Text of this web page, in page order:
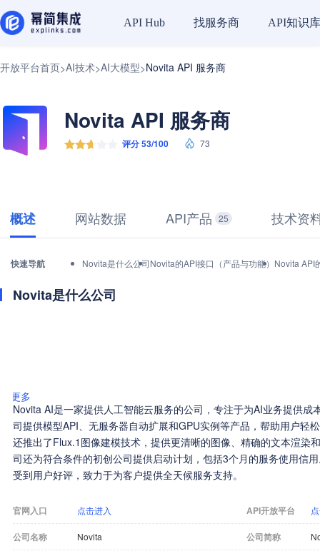
API Hub 找服务商 API知识库
开放平台首页>AI技术>AI大模型>Novita API 服务商
Novita API 服务商
评分 53/100 73
概述 网站数据 API产品 25 技术资
快速导航 Novita是什么公司Novita的API接口（产品与功能） Novita API
Novita是什么公司
更多
Novita AI是一家提供人工智能云服务的公司，专注于为AI业务提供成
司提供模型API、无服务器自动扩展和GPU实例等产品，帮助用户轻
还推出了Flux.1图像建模技术，提供更清晰的图像、精确的文本渲染
司还为符合条件的初创公司提供启动计划，包括3个月的服务使用信
受到用户好评，致力于为客户提供全天候服务支持。
官网入口 点击进入 API开放平台
公司名称 Novita 公司简称